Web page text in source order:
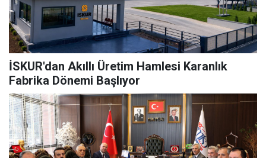
İSKUR'dan Akıllı Üretim Hamlesi Karanlık
Fabrika Dönemi Başlıyor